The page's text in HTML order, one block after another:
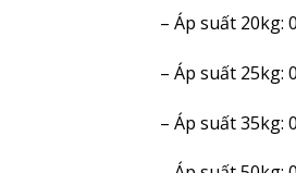
– Áp suất 20kg:
– Áp suất 25kg:
– Áp suất 35kg: